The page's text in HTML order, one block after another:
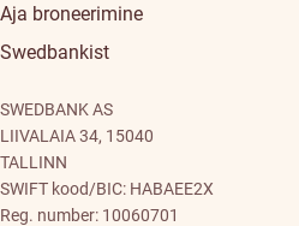
Aja broneerimine
Swedbankist
SWEDBANK AS
LIIVALAIA 34, 15040
TALLINN
SWIFT kood/BIC: HABAEE2X
Reg. number: 10060701